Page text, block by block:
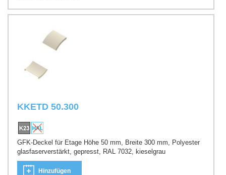
KKETD 50.300
GFK-Deckel für Etage Höhe 50 mm, Breite 300 mm, Polyester
glasfaserverstärkt, gepresst, RAL 7032, kieselgrau
Hinzufügen